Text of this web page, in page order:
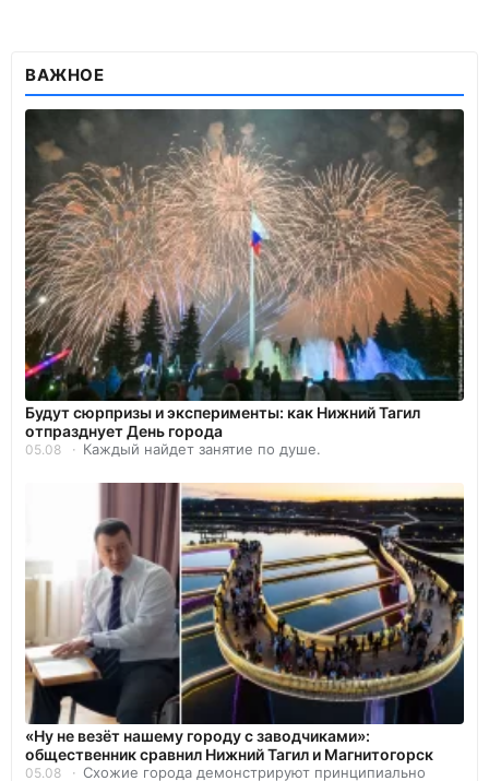
ВАЖНОЕ
Будут сюрпризы и эксперименты: как Нижний Тагил
отпразднует День города
05.08 Каждый найдет занятие по душе.
«Ну не везёт нашему городу с заводчиками»:
общественник сравнил Нижний Тагил и Магнитогорск
05.08 Схожие города демонстрируют принципиально